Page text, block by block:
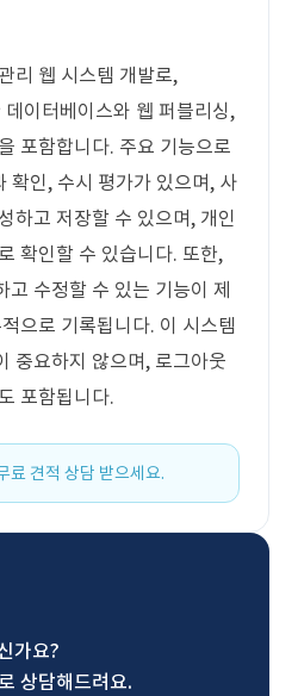
리 웹 시스템 개발로,
이터베이스와 웹 퍼블리싱,
포함합니다. 주요 기능으로
확인, 수시 평가가 있으며, 사
하고 저장할 수 있으며, 개인
확인할 수 있습니다. 또한,
고 수정할 수 있는 기능이 제
으로 기록됩니다. 이 시스템
중요하지 않으며, 로그아웃
포함됩니다.
료 견적 상담 받으세요.
가요?
상담해드려요.